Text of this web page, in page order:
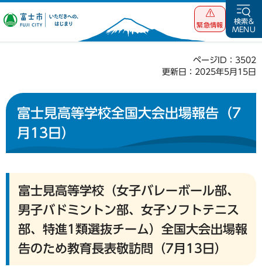
富士市 いただ
緊急情報
検索&
MENU
ページID：3502
更新日：2025年5月15日
富士見高等学校全国大会出場報告（7
月13日）
富士見高等学校（女子バレーボール部、
男子バドミントン部、女子ソフトテニス
部、特進1類選抜チーム）全国大会出場報
告のため教育長表敬訪問（7月13日）